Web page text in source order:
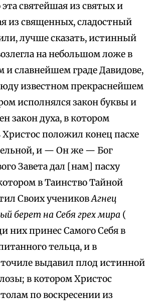
святейшая из святых и
из священных, сладостный
лучше сказать, истинный
на небольшом ложе в
и славнейшем граде Давидове,
известном прекраснейшем
исполнялся закон буквы и
закон духа, в котором
Христос положил конец пасхе
и — Он же — Бог
Завета дал [нам] пасху
в Таинство Тайной
Своих учениковАгнец
берет на Себя грех мира (
них принес Самого Себя в
тельца, и в
выдавил плод истинной
в котором Христос
по воскресении из